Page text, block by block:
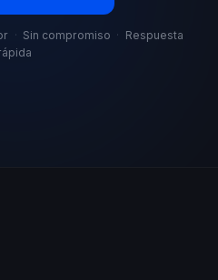
· Sin compromiso · Respuesta